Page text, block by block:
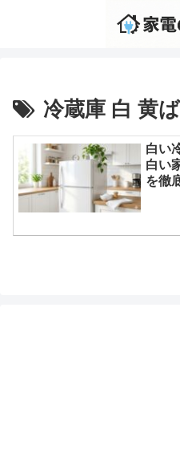
冷蔵庫 白 黄
白い
白い
を徹